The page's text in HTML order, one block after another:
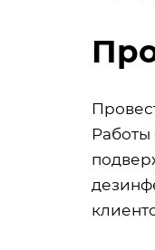
Работы